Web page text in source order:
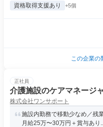
資格取得支援あり +5個
この企業の
正社員
介護施設のケアマネージ
株式会社ワンサポート
施設内勤務で移動少なめ／残
月給25万〜30万円＋賞与あり